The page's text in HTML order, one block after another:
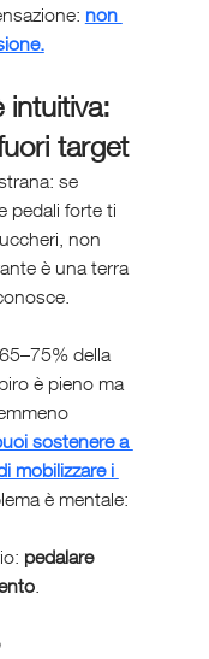
non
intuitiva:
target
se
pedali forte ti
non
è una terra
della
è pieno ma
sostenere a
mobilizzare i
è mentale:
pedalare
.